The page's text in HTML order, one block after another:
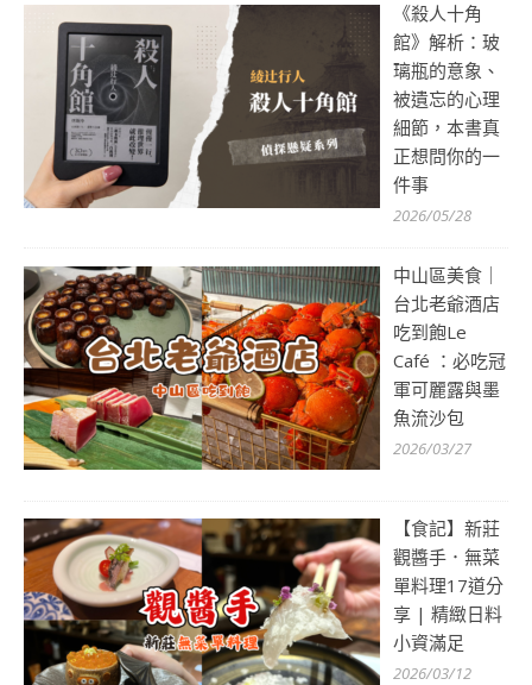
《殺人十角
館》解析：玻
璃瓶的意象、
被遺忘的心理
細節，本書真
正想問你的一
件事
2026/05/28
中山區美食｜
台北老爺酒店
吃到飽Le
Café ：必吃冠
軍可麗露與墨
魚流沙包
2026/03/27
【食記】新莊
觀醬手．無菜
單料理17道分
享 | 精緻日料
小資滿足
2026/03/12